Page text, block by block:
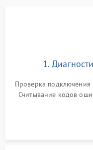
1.
Проверка подключения
Считывание кодов
выявления